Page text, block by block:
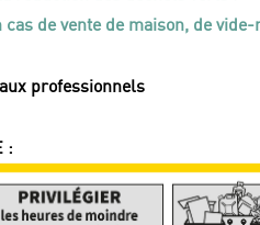
de vente de maison, de
professionnels
: